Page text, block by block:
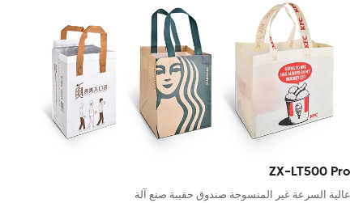
ZX-LT500 Pro
عالية السرعة غير المنسوجة صندوق حقيبة صنع آلة